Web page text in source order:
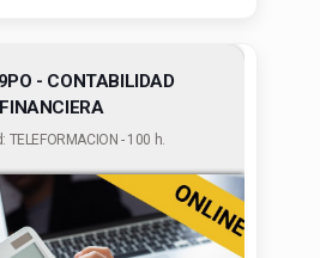
- CONTABILIDAD
FINANCIERA
TELEFORMACION - 100 h.